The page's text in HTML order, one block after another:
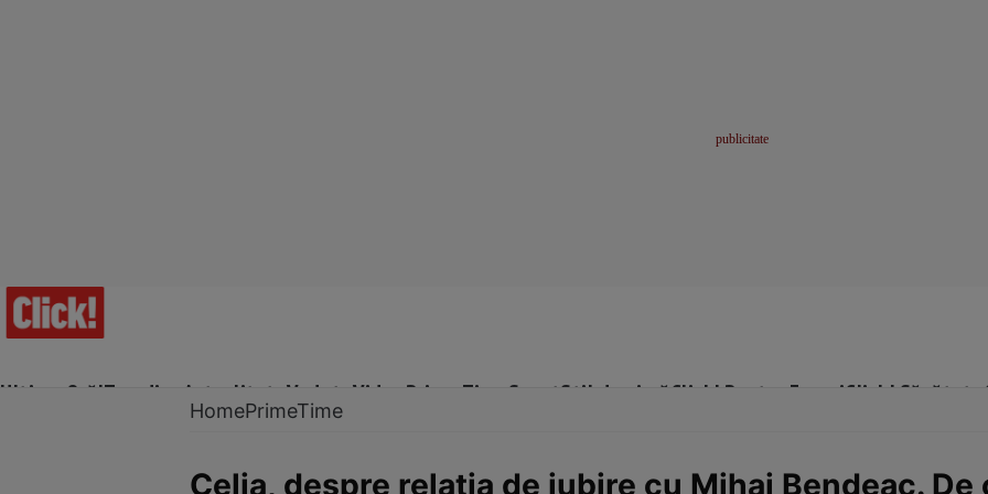
Ultima Oră!Trending Actualitate Vedete Video Prime Time SportStil de viațăClick! Pentru FemeiClick! Sănătate
HomePrimeTime
Celia, despre relația de iubire cu Mihai Bendeac.